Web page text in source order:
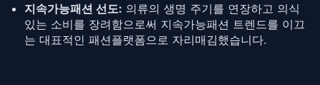
지속가능패션 선도: 의류의 생명 주기를 연장하고 의식
있는 소비를 장려함으로써 지속가능패션 트렌드를 이끄
는 대표적인 패션플랫폼으로 자리매김했습니다.